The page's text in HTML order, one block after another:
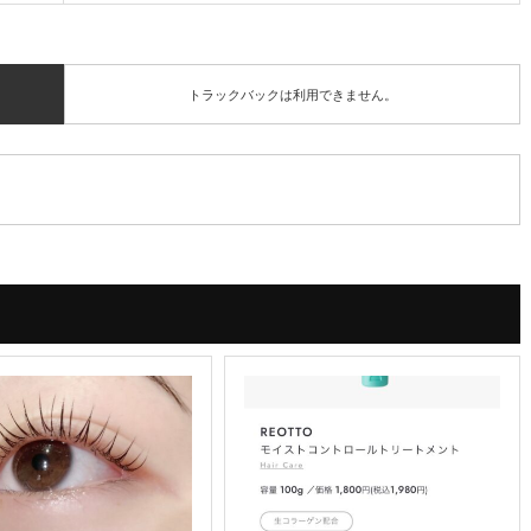
トラックバックは利用できません。